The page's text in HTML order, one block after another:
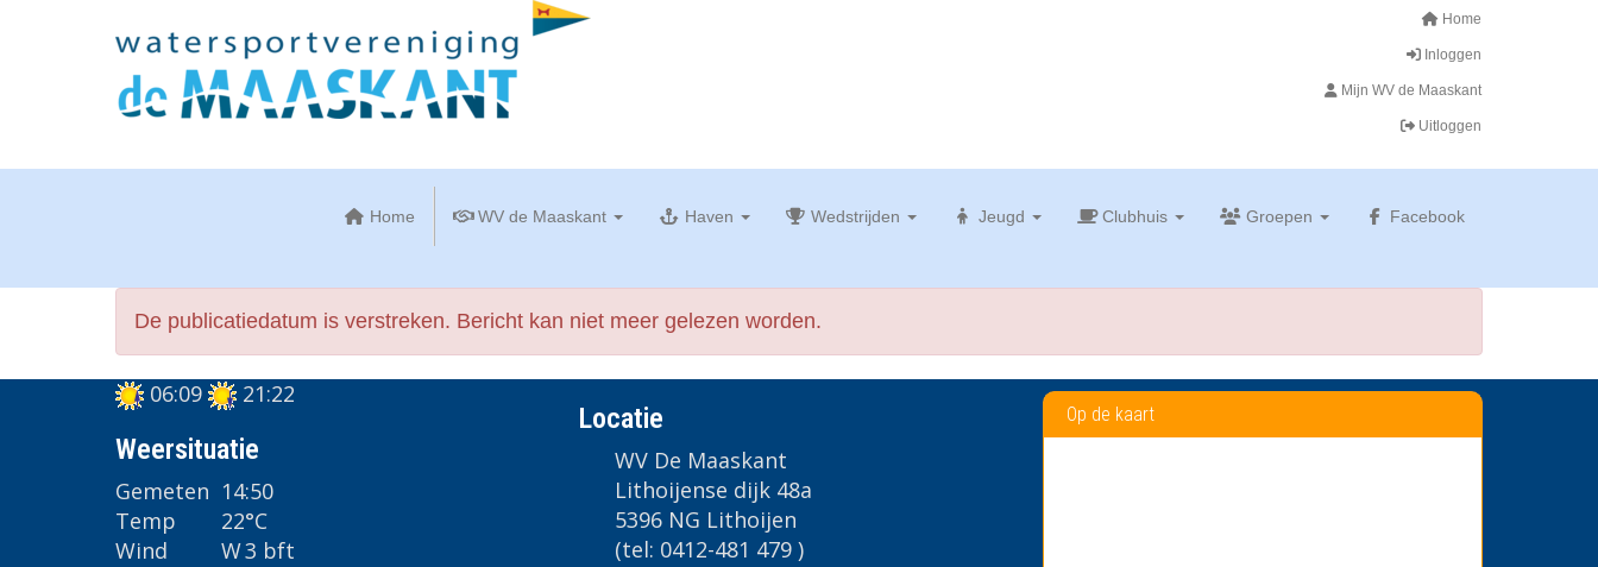
Home
Inloggen
Mijn WV de Maaskant
Uitloggen
Home WV de Maaskant Haven Wedstrijden Jeugd Clubhuis Groepen Facebook
De publicatiedatum is verstreken. Bericht kan niet meer gelezen worden.
06:09 21:22
Weersituatie
Gemeten 14:50
Temp
22°C
Wind
W3 bft
Locatie
WV De Maaskant
Lithoijense dijk 48a
5396 NG Lithoijen
(tel: 0412-481 479 )
Op de kaart